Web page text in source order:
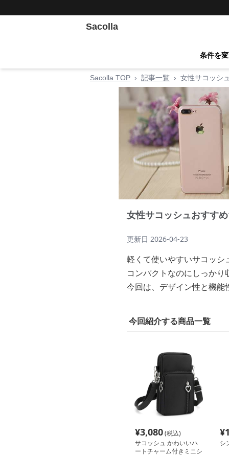
Sacolla
条件を
Sacolla TOP › 記事一覧 › 女性サコッシ
女性サコッシュおすす
更新日 2026-04-23
軽くて使いやすいサコッシ
コンパクトなのにしっかり
今回は、デザイン性と機能
今回紹介する商品一覧
¥3,080(税込)
サコッシュ かわいいハ
ートチャーム付きミニシ
¥
シ